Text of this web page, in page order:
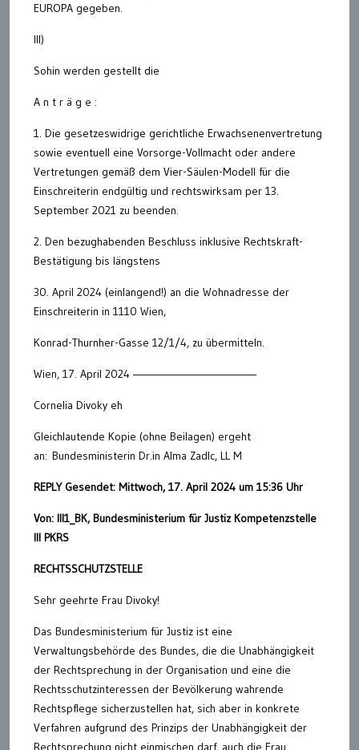
EUROPA gegeben.
III)
Sohin werden gestellt die
A n t r ä g e :
1. Die gesetzeswidrige gerichtliche Erwachsenenvertretung
sowie eventuell eine Vorsorge-Vollmacht oder andere
Vertretungen gemäß dem Vier-Säulen-Modell für die
Einschreiterin endgültig und rechtswirksam per 13.
September 2021 zu beenden.
2. Den bezughabenden Beschluss inklusive Rechtskraft-
Bestätigung bis längstens
30. April 2024 (einlangend!) an die Wohnadresse der
Einschreiterin in 1110 Wien,
Konrad-Thurnher-Gasse 12/1/4, zu übermitteln.
Wien, 17. April 2024 ——————————————
Cornelia Divoky eh
Gleichlautende Kopie (ohne Beilagen) ergeht
an: Bundesministerin Dr.in Alma ZadIc, LL M
REPLY Gesendet: Mittwoch, 17. April 2024 um 15:36 Uhr
Von: III1_BK, Bundesministerium für Justiz Kompetenzstelle
III PKRS
RECHTSSCHUTZSTELLE
Sehr geehrte Frau Divoky!
Das Bundesministerium für Justiz ist eine
Verwaltungsbehörde des Bundes, die die Unabhängigkeit
der Rechtsprechung in der Organisation und eine die
Rechtsschutzinteressen der Bevölkerung wahrende
Rechtspflege sicherzustellen hat, sich aber in konkrete
Verfahren aufgrund des Prinzips der Unabhängigkeit der
Rechtsprechung nicht einmischen darf, auch die Frau